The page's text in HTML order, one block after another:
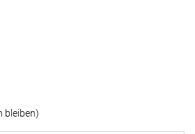
bleiben)